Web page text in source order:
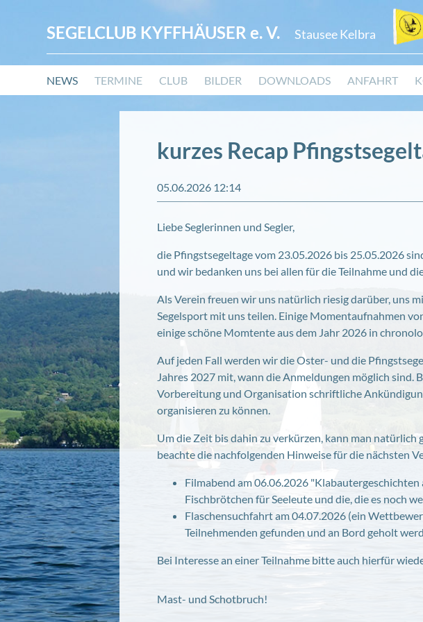
SEGELCLUB KYFFHÄUSERe. V. Stausee Kelbra
Navigation
überspringen
NEWS TERMINE CLUB BILDER DOWNLOADS ANFAHRT
kurzes Recap
05.06.2026 12:14
Liebe Seglerinnen und Segler,
die Pfingstsegeltage vom 23.05.2026 bis 25.05.2026
und wir bedanken uns bei allen für die Teilnahme und
Als Verein freuen wir uns natürlich riesig darüber, uns
Segelsport mit uns teilen. Einige Momentaufnahmen
einige schöne Momtente aus dem Jahr 2026 in
Auf jeden Fall werden wir die Oster- und die
Jahres 2027 mit, wann die Anmeldungen möglich sind.
Vorbereitung und Organisation schriftliche
organisieren zu können.
Um die Zeit bis dahin zu verkürzen, kann man
beachte die nachfolgenden Hinweise für die nächsten
Filmabend am 06.06.2026
Fischbrötchen für Seeleute und die, die es noch
Flaschensuchfahrt am 04.07.2026 (ein
Teilnehmenden gefunden und an Bord geholt
Bei Interesse an einer Teilnahme bitte auch hierfür
Mast- und Schotbruch!